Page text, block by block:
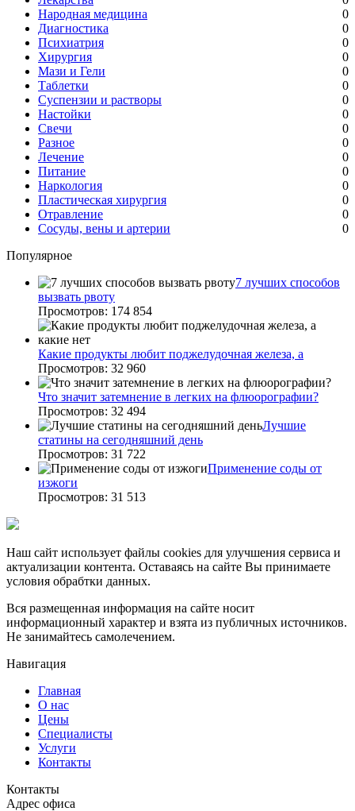
Народная медицина
0
Диагностика
0
Психиатрия
0
Хирургия
0
Мази и Гели
0
Таблетки
0
Суспензии и растворы
0
Настойки
0
Свечи
0
Разное
0
Лечение
0
Питание
0
Наркология
0
Пластическая хирургия
0
Отравление
0
Сосуды, вены и артерии
0
Популярное
7 лучших способов
вызвать рвоту
Просмотров: 174 854
Какие продукты любит поджелудочная железа, а
Просмотров: 32 960
Что значит затемнение в легких на флюорографии?
Просмотров: 32 494
Лучшие
статины на сегодняшний день
Просмотров: 31 722
Применение соды от
изжоги
Просмотров: 31 513
Наш сайт использует файлы cookies для улучшения сервиса и
актуализации контента. Оставаясь на сайте Вы принимаете
условия обрабтки данных.
Вся размещенная информация на сайте носит
информационный характер и взята из публичных источников.
Не занимайтесь самолечением.
Навигация
Главная
О нас
Цены
Специалисты
Услуги
Контакты
Контакты
Адрес офиса